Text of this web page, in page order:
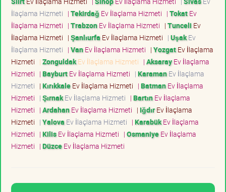
İlaçlama Hizmeti | Tekirdağ Ev İlaçlama Hizmeti | TokatEv
İlaçlama Hizmeti | TrabzonEv İlaçlama Hizmeti | Tunceli Ev
İlaçlama Hizmeti | Şanlıurfa Ev İlaçlama Hizmeti | UşakEv
İlaçlama Hizmeti | VanEv İlaçlama Hizmeti | YozgatEv İlaçlama
Hizmeti | ZonguldakEv İlaçlama Hizmeti | AksarayEv İlaçlama
Hizmeti | BayburtEv İlaçlama Hizmeti | KaramanEv İlaçlama
Hizmeti | KırıkkaleEv İlaçlama Hizmeti | BatmanEv İlaçlama
Hizmeti | ŞırnakEv İlaçlama Hizmeti | BartınEv İlaçlama
Hizmeti | ArdahanEv İlaçlama Hizmeti | IğdırEv İlaçlama
Hizmeti | Yalova Ev İlaçlama Hizmeti | KarabükEv İlaçlama
Hizmeti | KilisEv İlaçlama Hizmeti | OsmaniyeEv İlaçlama
Hizmeti | DüzceEv İlaçlama Hizmeti